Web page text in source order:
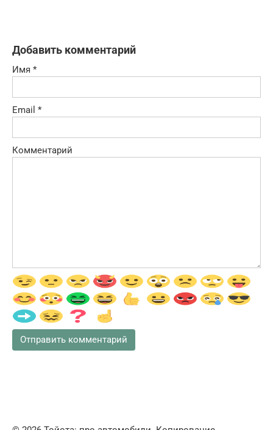
Добавить комментарий
Имя *
Email *
Комментарий